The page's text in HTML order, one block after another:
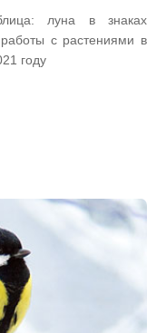
луна в знаках
с растениями в
году